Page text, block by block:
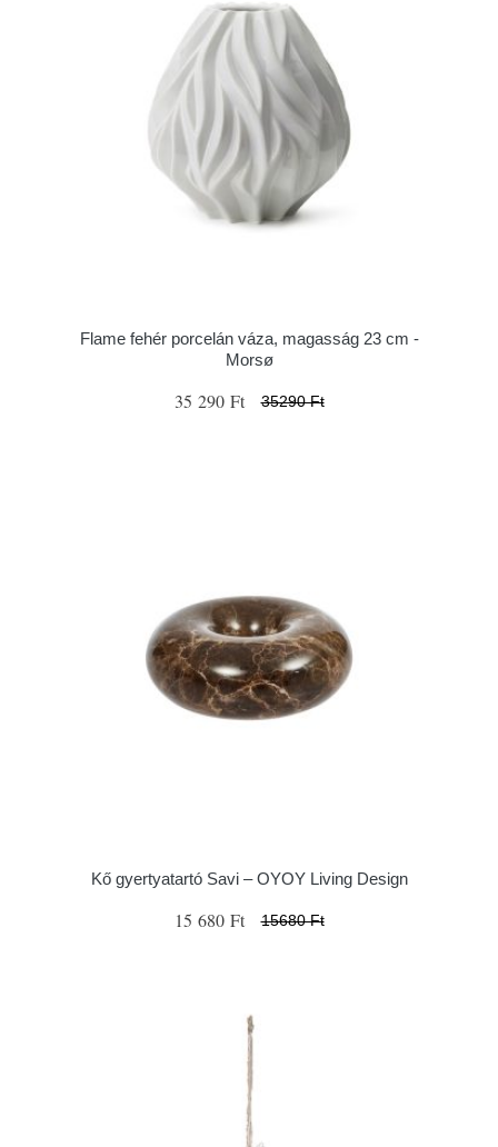
Flame fehér porcelán váza, magasság 23 cm -
Morsø
35 290 Ft 35290 Ft
Kő gyertyatartó Savi – OYOY Living Design
15 680 Ft 15680 Ft